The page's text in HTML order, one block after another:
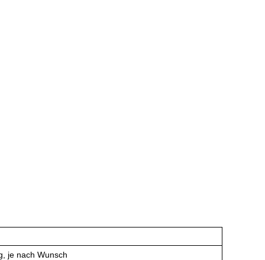
je nach Wunsch